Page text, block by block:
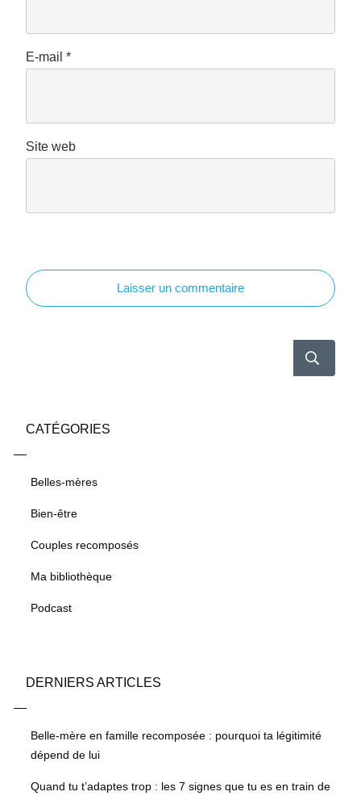
E-mail *
Site web
Laisser un commentaire
CATÉGORIES
Belles-mères
Bien-être
Couples recomposés
Ma bibliothèque
Podcast
DERNIERS ARTICLES
Belle-mère en famille recomposée : pourquoi ta légitimité
dépend de lui
Quand tu t’adaptes trop : les 7 signes que tu es en train de